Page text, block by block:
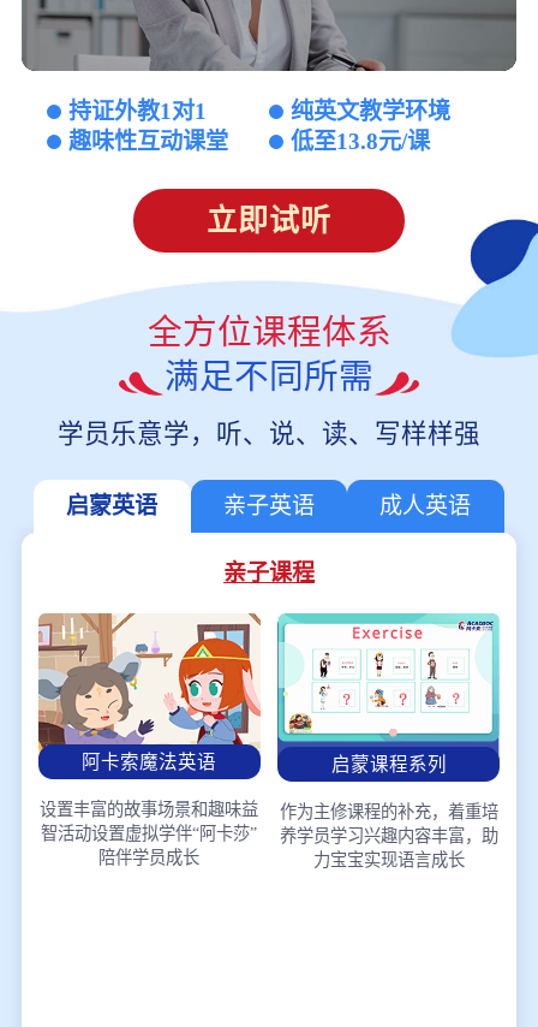
持证外教1对1
纯英文教学环境
趣味性互动课堂
低至13.8元/课
立即试听
全方位课程体系
满足不同所需
学员乐意学，听、说、读、写样样强
启蒙英语 亲子英语 成人英语
亲子课程
阿卡索魔法英语
设置丰富的故事场景和趣味益
智活动设置虚拟学伴“阿卡莎”
陪伴学员成长
启蒙课程系列
作为主修课程的补充，着重培
养学员学习兴趣内容丰富，助
力宝宝实现语言成长